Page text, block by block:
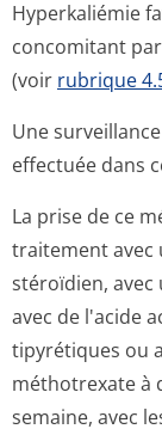
Hyperkaliémie
concomitant
(voir rubrique
Une
effectuée dans
La prise de ce
traitement
stéroïdien,
avec de l'acide
tipyrétiques ou
méthotrexate à
semaine, avec